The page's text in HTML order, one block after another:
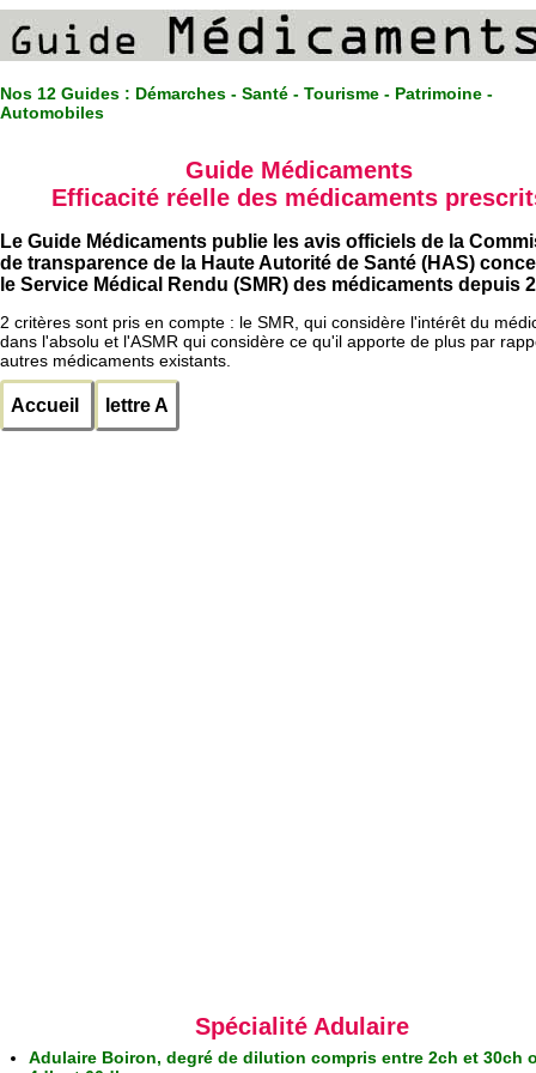
Nos 12 Guides : Démarches - Santé - Tourisme - Patrimoine -
Automobiles
Guide Médicaments
Efficacité réelle des médicaments
Le Guide Médicaments publie les avis officiels de la
de transparence de la Haute Autorité de Santé (HAS)
le Service Médical Rendu (SMR) des médicaments depuis
2 critères sont pris en compte : le SMR, qui considère l'intérêt du
dans l'absolu et l'ASMR qui considère ce qu'il apporte de plus par
autres médicaments existants.
Accueil lettre A
Spécialité Adulaire
Adulaire Boiron, degré de dilution compris entre 2ch et 30ch